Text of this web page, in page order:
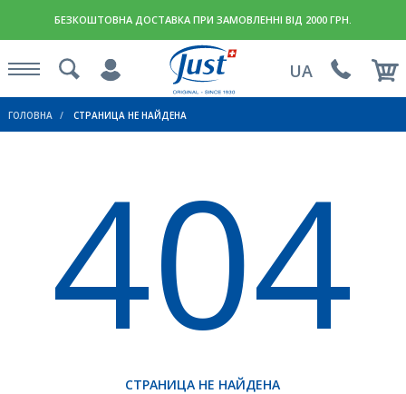
БЕЗКОШТОВНА ДОСТАВКА ПРИ ЗАМОВЛЕННІ ВІД 2000 ГРН.
UA
ГОЛОВНА СТРАНИЦА НЕ НАЙДЕНА
404
СТРАНИЦА НЕ НАЙДЕНА